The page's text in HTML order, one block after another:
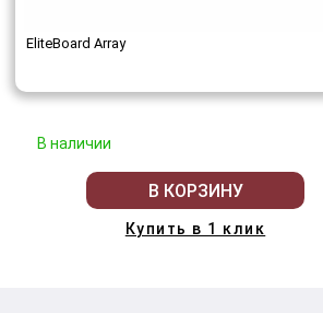
EliteBoard Array
В наличии
В КОРЗИНУ
Купить в 1 клик